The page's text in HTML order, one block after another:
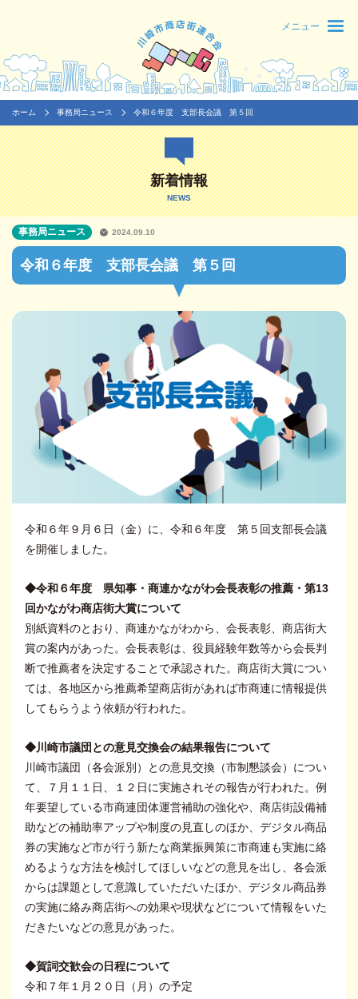
メニュー
ホーム 事務局ニュース 令和６年度 支部長会議 第５回
新着情報
NEWS
令和６年度 支部長会議 第５回
事務局ニュース 2024.09.10
令和６年９月６日（金）に、令和６年度 第５回支部長会議
を開催しました。
◆令和６年度 県知事・商連かながわ会長表彰の推薦・第13
回かながわ商店街大賞について
別紙資料のとおり、商連かながわから、会長表彰、商店街大
賞の案内があった。会長表彰は、役員経験年数等から会長判
断で推薦者を決定することで承認された。商店街大賞につい
ては、各地区から推薦希望商店街があれば市商連に情報提供
してもらうよう依頼が行われた。
◆川崎市議団との意見交換会の結果報告について
川崎市議団（各会派別）との意見交換（市制懇談会）につい
て、７月１１日、１２日に実施されその報告が行われた。例
年要望している市商連団体運営補助の強化や、商店街設備補
助などの補助率アップや制度の見直しのほか、デジタル商品
券の実施など市が行う新たな商業振興策に市商連も実施に絡
めるような方法を検討してほしいなどの意見を出し、各会派
からは課題として意識していただいたほか、デジタル商品券
の実施に絡み商店街への効果や現状などについて情報をいた
だきたいなどの意見があった。
◆賀詞交歓会の日程について
令和７年１月２０日（月）の予定